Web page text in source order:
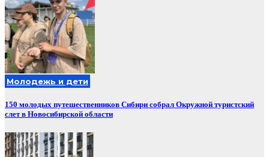
Молодежь и дети
150 молодых путешественников Сибири собрал Окружной туристский
слет в Новосибирской области